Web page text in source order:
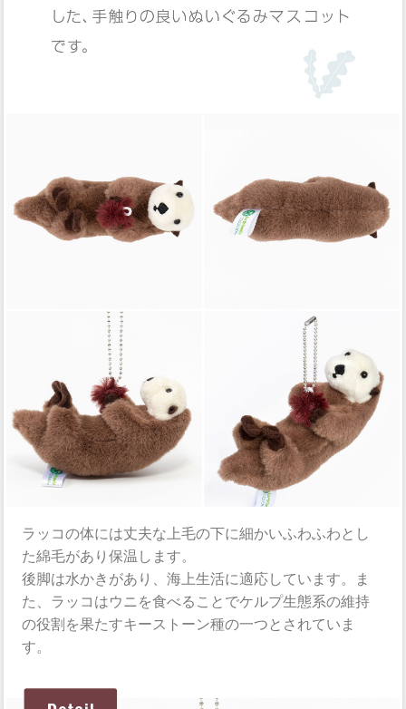
ラッコの体には丈夫な上毛の下に細かいふわふわとし
た綿毛があり保温します。
後脚は水かきがあり、海上生活に適応しています。ま
た、ラッコはウニを食べることでケルプ生態系の維持
の役割を果たすキーストーン種の一つとされていま
す。